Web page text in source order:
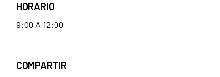
HORARIO
9:00 A 12:00
COMPARTIR